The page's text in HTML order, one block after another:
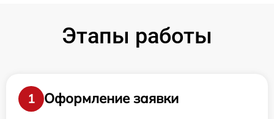
Этапы работы
1
Оформление заявки